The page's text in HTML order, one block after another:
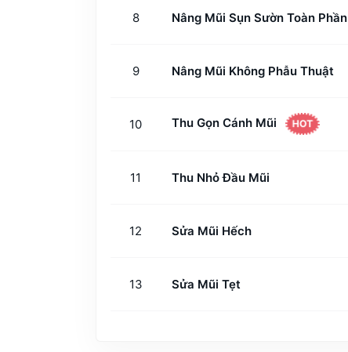
8 Nâng Mũi Sụn Sườn Toàn Phần
9 Nâng Mũi Không Phẫu Thuật
10 Thu Gọn Cánh Mũi HOT
11 Thu Nhỏ Đầu Mũi
12 Sửa Mũi Hếch
13 Sửa Mũi Tẹt